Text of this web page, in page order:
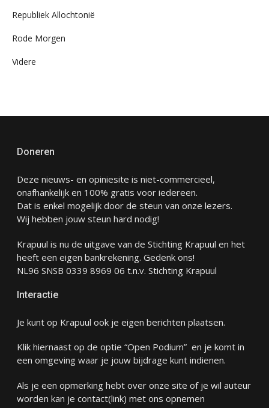
Republiek Allochtonië
Rode Morgen
Videre
Doneren
Deze nieuws- en opiniesite is niet-commercieel,
onafhankelijk en 100% gratis voor iedereen.
Dat is enkel mogelijk door de steun van onze lezers.
Wij hebben jouw steun hard nodig!
Krapuul is nu de uitgave van de Stichting Krapuul en het
heeft een eigen bankrekening. Gedenk ons!
NL96 SNSB 0339 8969 06 t.n.v. Stichting Krapuul
Interactie
Je kunt op Krapuul ook je eigen berichten plaatsen.
Klik hiernaast op de optie “Open Podium” en je komt in
een omgeving waar je jouw bijdrage kunt indienen.
Als je een opmerking hebt over onze site of je wil auteur
worden kan je contact(link) met ons opnemen